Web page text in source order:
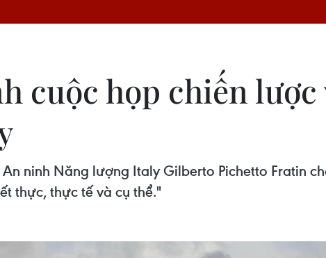
cuộc họp chiến
ninh Năng lượng Italy Gilberto Pichetto Fratin
thực, thực tế và cụ thể."